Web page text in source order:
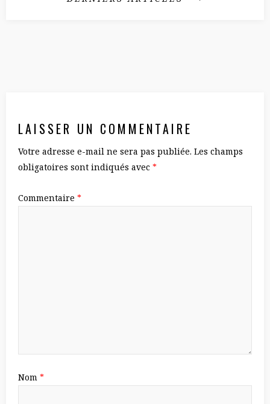
LAISSER UN COMMENTAIRE
Votre adresse e-mail ne sera pas publiée. Les champs
obligatoires sont indiqués avec *
Commentaire *
Nom *